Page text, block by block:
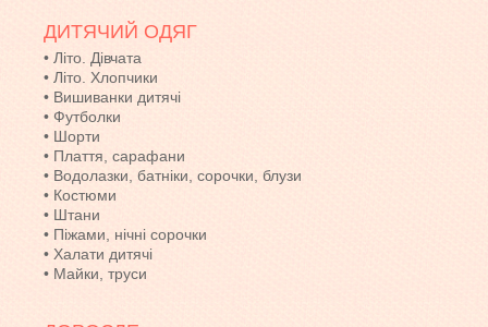
ДИТЯЧИЙ ОДЯГ
• Літо. Дівчата
• Літо. Хлопчики
• Вишиванки дитячі
• Футболки
• Шорти
• Плаття, сарафани
• Водолазки, батніки, сорочки, блузи
• Костюми
• Штани
• Піжами, нічні сорочки
• Халати дитячі
• Майки, труси